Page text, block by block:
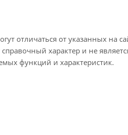
отличаться от указанных на
характер и не
функций и характеристик.